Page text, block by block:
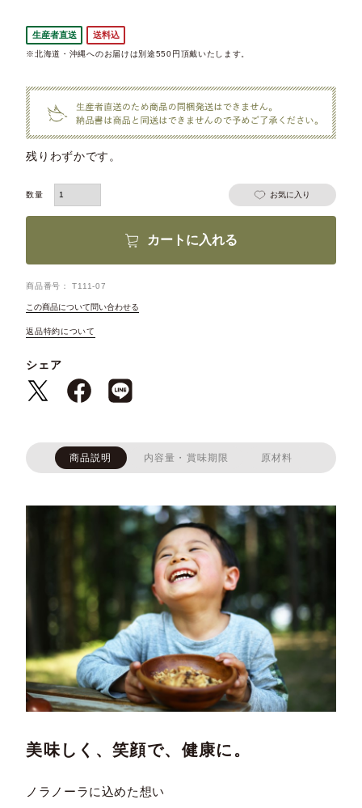
生産者直送 送料込
※北海道・沖縄へのお届けは別途550円頂戴いたします。
残りわずかです。
お気に入り
カートに入れる
商品番号 T111-07
この商品について問い合わせる
返品特約について
シェア
商品説明 内容量・賞味期限 原材料
美味しく、笑顔で、健康に。
ノラノーラに込めた想い